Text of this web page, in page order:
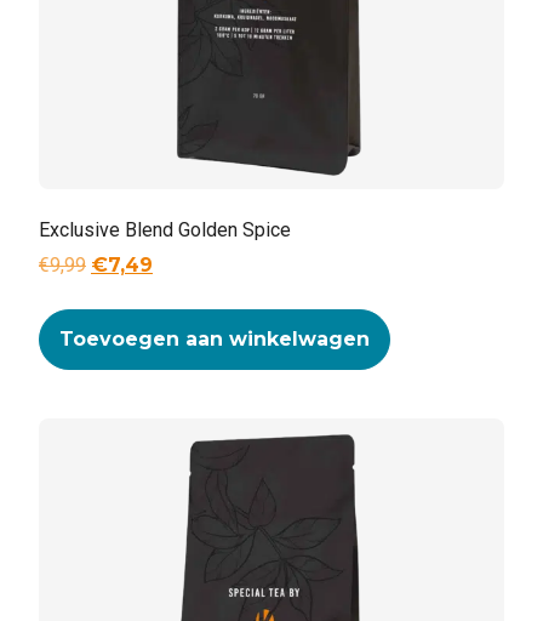
Exclusive Blend Golden Spice
€9,99 €7,49
Toevoegen aan winkelwagen